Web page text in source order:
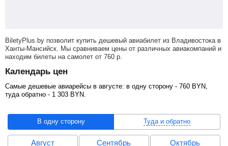
BiletyPlus.by позволит купить дешевый авиабилет из Владивостока в
Ханты-Мансийск. Мы сравниваем цены от различных авиакомпаний и
находим билеты на самолет от 760 р
Календарь цен
Самые дешевые авиарейсы в августе: в одну сторону - 760 BYN
туда обратно - 1 303 BYN
В одну сторону Туда и обратно
Август Сентябрь Октябрь